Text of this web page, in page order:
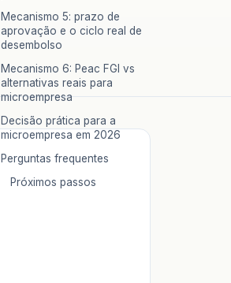
Mecanismo 5: prazo de
aprovação e o ciclo real de
desembolso
Mecanismo 6: Peac FGI vs
alternativas reais para
microempresa
Decisão prática para a
microempresa em 2026
Perguntas frequentes
Próximos passos